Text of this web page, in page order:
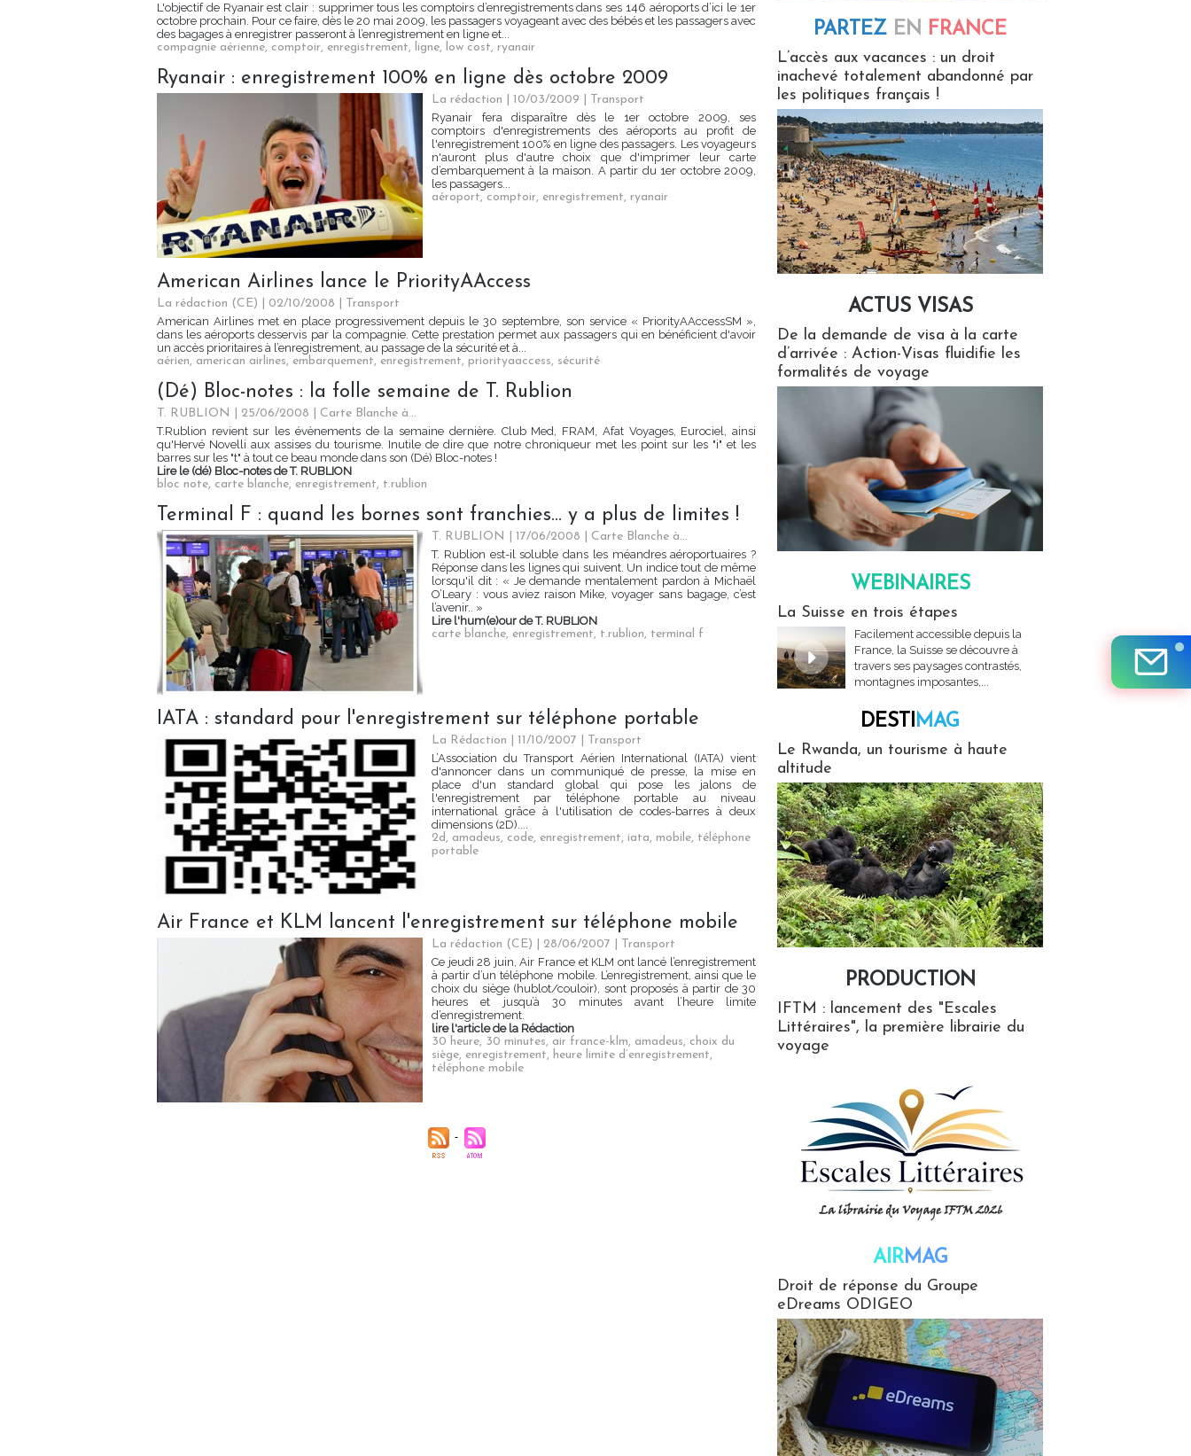
L'objectif de Ryanair est clair : supprimer tous les comptoirs d’enregistrements dans ses 146 aéroports d’ici le 1er
octobre prochain. Pour ce faire, dès le 20 mai 2009, les passagers voyageant avec des bébés et les passagers avec
des bagages à enregistrer passeront à l’enregistrement en ligne et...
compagnie aérienne, comptoir, enregistrement, ligne, low cost, ryanair
Ryanair : enregistrement 100% en ligne dès octobre 2009
La rédaction | 10/03/2009
Transport
Ryanair fera disparaître dès le 1er octobre 2009, ses
comptoirs d'enregistrements des aéroports au profit de
l'enregistrement 100% en ligne des passagers. Les voyageurs
n'auront plus d'autre choix que d'imprimer leur carte
d’embarquement à la maison. A partir du 1er octobre 2009,
les passagers...
aéroport, comptoir, enregistrement, ryanair
American Airlines lance le PriorityAAccess
La rédaction (CE) | 02/10/2008
Transport
American Airlines met en place progressivement depuis le 30 septembre, son service « PriorityAAccessSM »,
dans les aéroports desservis par la compagnie. Cette prestation permet aux passagers qui en bénéficient d'avoir
un accès prioritaires à l’enregistrement, au passage de la sécurité et à...
aérien, american airlines, embarquement, enregistrement, priorityaaccess, sécurité
(Dé) Bloc-notes : la folle semaine de T. Rublion
T. RUBLION | 25/06/2008
Carte Blanche à...
T.Rublion revient sur les évènements de la semaine dernière. Club Med, FRAM, Afat Voyages, Eurociel, ainsi
qu'Hervé Novelli aux assises du tourisme. Inutile de dire que notre chroniqueur met les point sur les "i" et les
barres sur les "t" à tout ce beau monde dans son (Dé) Bloc-notes !
Lire le (dé) Bloc-notes de T. RUBLION
bloc note, carte blanche, enregistrement, t.rublion
Terminal F : quand les bornes sont franchies… y a plus de limites !
T. RUBLION | 17/06/2008
Carte Blanche à...
T. Rublion est-il soluble dans les méandres aéroportuaires ?
Réponse dans les lignes qui suivent. Un indice tout de même
lorsqu'il dit : « Je demande mentalement pardon à Michaël
O’Leary : vous aviez raison Mike, voyager sans bagage, c’est
l’avenir.. »
Lire l'hum(e)our de T. RUBLION
carte blanche, enregistrement, t.rublion, terminal f
IATA : standard pour l'enregistrement sur téléphone portable
La Rédaction | 11/10/2007
Transport
L’Association du Transport Aérien International (IATA) vient
d'annoncer dans un communiqué de presse, la mise en
place d'un standard global qui pose les jalons de
l'enregistrement par téléphone portable au niveau
international grâce à l'utilisation de codes-barres à deux
dimensions (2D)....
2d, amadeus, code, enregistrement, iata, mobile, téléphone
portable
Air France et KLM lancent l'enregistrement sur téléphone mobile
La rédaction (CE) | 28/06/2007
Transport
Ce jeudi 28 juin, Air France et KLM ont lancé l’enregistrement
à partir d’un téléphone mobile. L’enregistrement, ainsi que le
choix du siège (hublot/couloir), sont proposés à partir de 30
heures et jusqu’à 30 minutes avant l’heure limite
d’enregistrement.
lire l'article de la Rédaction
30 heure, 30 minutes, air france-klm, amadeus, choix du
siège, enregistrement, heure limite d’enregistrement,
téléphone mobile
PARTEZ EN FRANCE
L’accès aux vacances : un droit
inachevé totalement abandonné par
les politiques français !
ACTUS VISAS
De la demande de visa à la carte
d’arrivée : Action-Visas fluidifie les
formalités de voyage
WEBINAIRES
La Suisse en trois étapes
Facilement accessible depuis la
France, la Suisse se découvre à
travers ses paysages contrastés,
montagnes imposantes,...
DESTIMAG
Le Rwanda, un tourisme à haute
altitude
PRODUCTION
IFTM : lancement des "Escales
Littéraires", la première librairie du
voyage
AIRMAG
Droit de réponse du Groupe
eDreams ODIGEO